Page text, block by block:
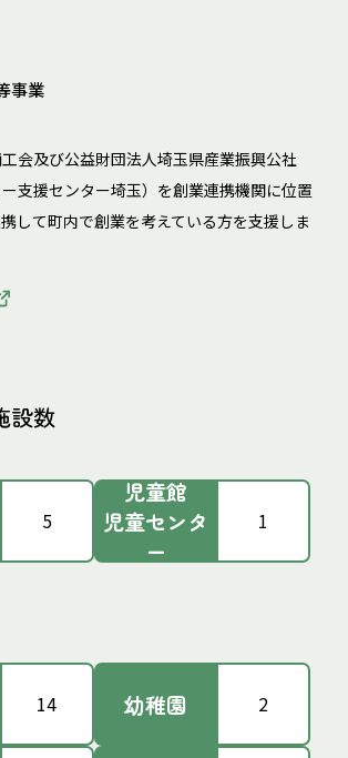
事業
会及び公益財団法人埼玉県産業振興公社
ー支援センター埼玉）を創業連携機関に位置
して町内で創業を考えている方を支援しま
設数
5
児童館
児童センタ
ー
1
14 幼稚園 2